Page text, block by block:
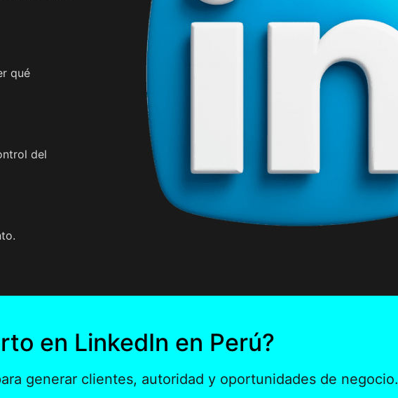
qué
del
en LinkedIn en Perú?
generar clientes, autoridad y oportunidades de negocio.